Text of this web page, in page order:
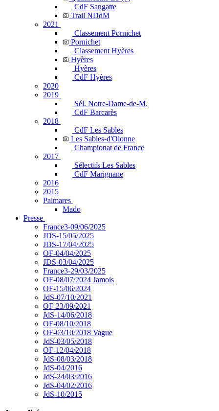
CdF Sangatte
Trail NDdM
2021
Classement Pornichet
Pornichet
Classement Hyères
Hyères
Hyères
CdF Hyères
2020
2019
Sél. Notre-Dame-de-M.
CdF Barcarès
2018
CdF Les Sables
Les Sables-d'Olonne
Championat de France
2017
Sélectifs Les Sables
CdF Marignane
2016
2015
Palmares
Mado
Presse
France3-09/06/2025
JDS-15/05/2025
JDS-17/04/2025
OF-04/04/2025
JDS-03/04/2025
France3-29/03/2025
OF-08/07/2024 Jamois
OF-15/06/2024
JdS-07/10/2021
OF-23/09/2021
JdS-14/06/2018
OF-08/10/2018
OF-03/10/2018 Vague
JdS-03/05/2018
OF-12/04/2018
JdS-08/03/2018
JdS-04/2016
JdS-24/03/2016
JdS-04/02/2016
JdS-10/2015